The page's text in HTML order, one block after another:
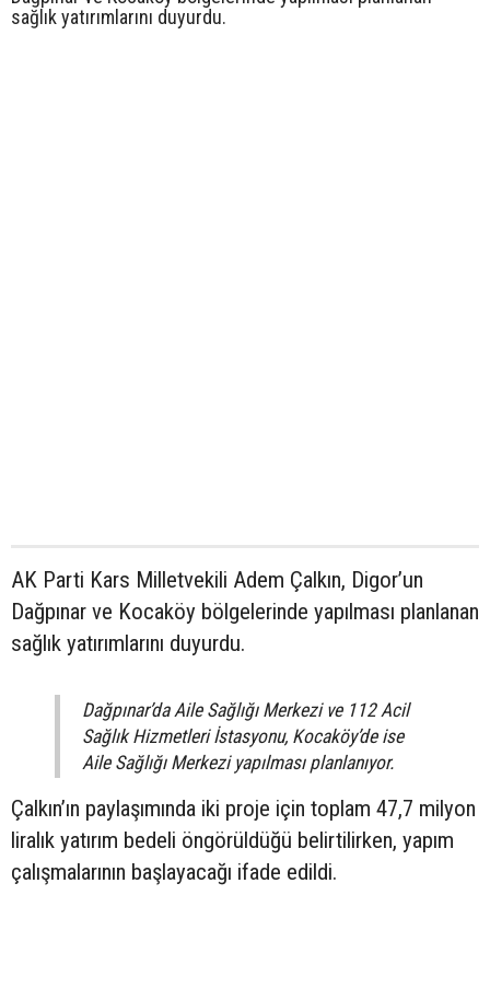
sağlık yatırımlarını duyurdu.
AK Parti Kars Milletvekili Adem Çalkın, Digor’un
Dağpınar ve Kocaköy bölgelerinde yapılması planlanan
sağlık yatırımlarını duyurdu.
Dağpınar’da Aile Sağlığı Merkezi ve 112 Acil
Sağlık Hizmetleri İstasyonu, Kocaköy’de ise
Aile Sağlığı Merkezi yapılması planlanıyor.
Çalkın’ın paylaşımında iki proje için toplam 47,7 milyon
liralık yatırım bedeli öngörüldüğü belirtilirken, yapım
çalışmalarının başlayacağı ifade edildi.